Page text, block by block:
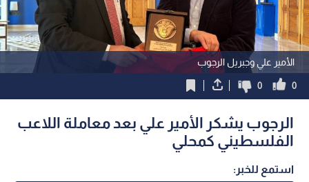
الأمير علي وجبريل الرجوب
0
0
الرجوب يشكر الأمير علي بعد معاملة اللاعب
الفلسطيني كمحلي
استمع للخبر: